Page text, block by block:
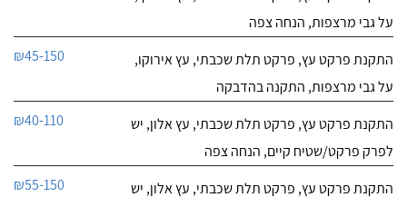
על גבי מרצפות, הנחה צפה
התקנת פרקט עץ, פרקט תלת שכבתי, עץ אירוקו,
על גבי מרצפות, התקנה בהדבקה
₪45-150
התקנת פרקט עץ, פרקט תלת שכבתי, עץ אלון, יש
לפרק פרקט/שטיח קיים, הנחה צפה
₪40-110
התקנת פרקט עץ, פרקט תלת שכבתי, עץ אלון, יש
₪55-150